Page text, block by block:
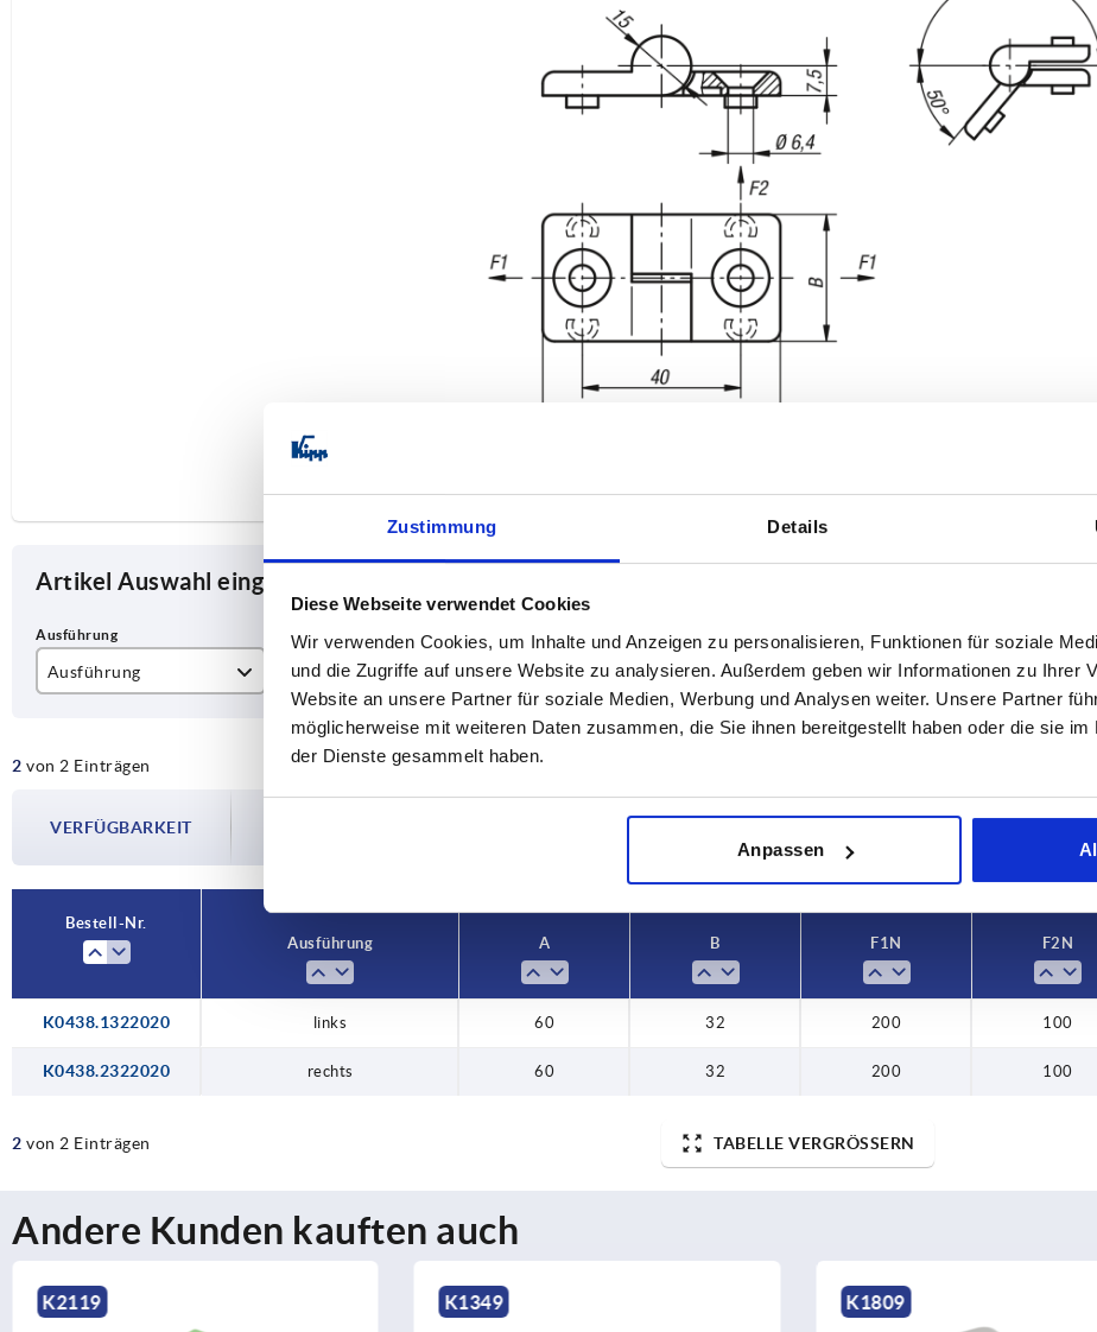
Zustimmung Details
Diese Webseite verwendet Cookies
Wir verwenden Cookies, um Inhalte und Anzeigen zu personalisieren, Funktionen für soziale
und die Zugriffe auf unsere Website zu analysieren. Außerdem geben wir Informationen zu Ihrer
Website an unsere Partner für soziale Medien, Werbung und Analysen weiter. Unsere Partner
möglicherweise mit weiteren Daten zusammen, die Sie ihnen bereitgestellt haben oder die sie
der Dienste gesammelt haben.
Anpassen
Artikel Auswahl eingrenzen
Ausführung
rechts
60
B
32
F1 N
200
F2 N
100
2 von 2 Einträgen
VERFÜGBARKEIT
Die Verfügbarkeiten werden in regelmäßigen Abständen mehrmals täglich aktualisiert.
1-3 Tage
Bestell-Nr.
Ausführung
A B F1 N F2 N
K0438.1322020 links 60 32 200 100
K0438.2322020 rechts 60 32 200 100
2 von 2 Einträgen TABELLE VERGRÖSSERN
Andere Kunden kauften auch
K1349 K1809 K1517